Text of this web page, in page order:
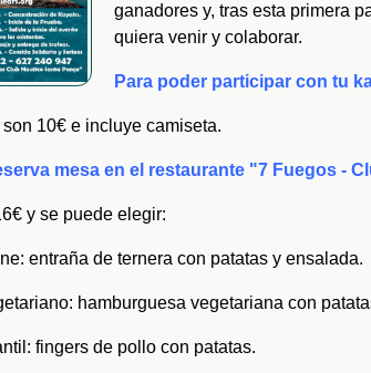
ganadores y, tras esta primera
quiera venir y colaborar.
Para poder participar con tu
10€ e incluye camiseta.
mesa en el restaurante "7 Fuegos -
y se puede elegir:
entraña de ternera con patatas y ensalada.
hamburguesa vegetariana con
fingers de pollo con patatas.